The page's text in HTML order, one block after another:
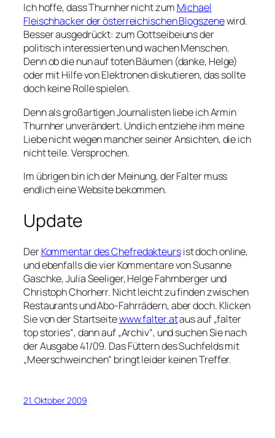
Ich hoffe, dass Thurnher nicht zum Michael
Fleischhacker der österreichischen Blogszenewird.
Besser ausgedrückt: zum Gottseibeiuns der
politisch interessierten und wachen Menschen.
Denn ob die nun auf toten Bäumen (danke, Helge)
oder mit Hilfe von Elektronen diskutieren, das sollte
doch keine Rolle spielen.
Denn als großartigen Journalisten liebe ich Armin
Thurnher unverändert. Und ich entziehe ihm meine
Liebe nicht wegen mancher seiner Ansichten, die ich
nicht teile. Versprochen.
Im übrigen bin ich der Meinung, derFaltermuss
endlich eine Website bekommen.
Update
DerKommentar des Chefredakteursist doch online,
und ebenfalls die vier Kommentare von Susanne
Gaschke, Julia Seeliger, Helge Fahrnberger und
Christoph Chorherr. Nicht leicht zu finden zwischen
Restaurants und Abo-Fahrrädern, aber doch. Klicken
Sie von der Startseitewww.falter.ataus auf „falter
top stories“, dann auf „Archiv“, und suchen Sie nach
der Ausgabe 41/09. Das Füttern des Suchfelds mit
„Meerschweinchen“ bringt leider keinen Treffer.
21. Oktober 2009